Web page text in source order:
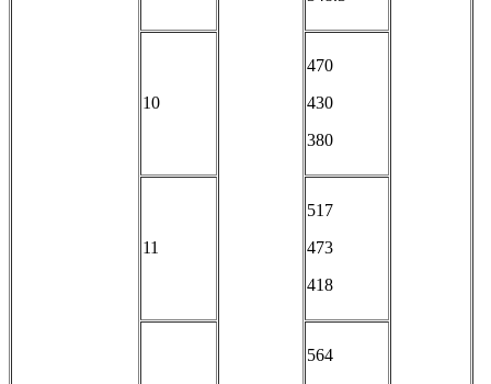
10
470
430
380
11
517
473
418
564